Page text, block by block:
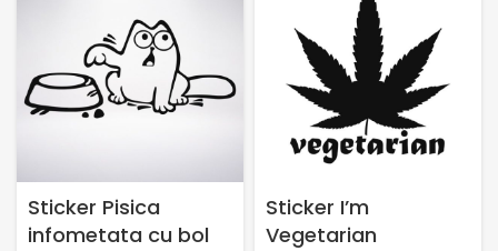
Sticker Pisica
infometata cu bol
Sticker I’m
Vegetarian